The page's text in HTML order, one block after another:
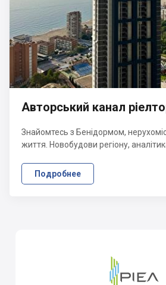
Авторський канал
Знайомтесь з Бенідормом,
життя. Новобудови регіону,
Подробнее